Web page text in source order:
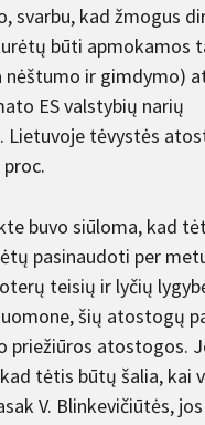
svarbu, kad žmogus
būti apmokamos
nėštumo ir gimdymo)
ES valstybių narių
Lietuvoje tėvystės
buvo siūloma, kad
pasinaudoti per
teisių ir lyčių
šių atostogų
priežiūros atostogos.
tėtis būtų šalia, kai
V. Blinkevičiūtės, jos